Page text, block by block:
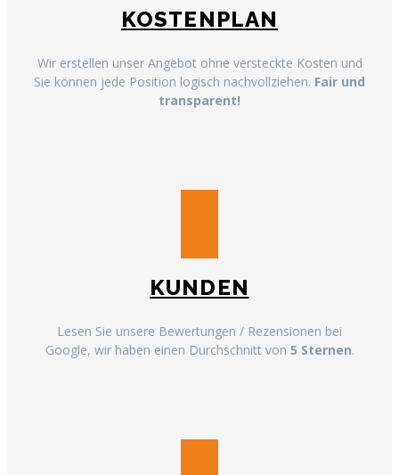
KOSTENPLAN
Wir erstellen unser Angebot ohne versteckte Kosten und
Sie können jede Position logisch nachvollziehen. Fair und
transparent!
KUNDEN
Lesen Sie unsere Bewertungen / Rezensionen bei
Google, wir haben einen Durchschnitt von 5 Sternen.